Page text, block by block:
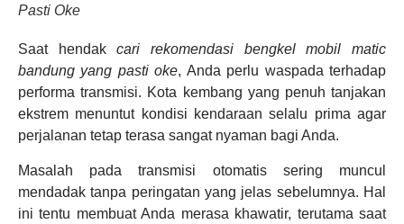
Pasti Oke
Saat hendakcari rekomendasi bengkel mobil matic
bandung yang pasti oke, Anda perlu waspada terhadap
performa transmisi. Kota kembang yang penuh tanjakan
ekstrem menuntut kondisi kendaraan selalu prima agar
perjalanan tetap terasa sangat nyaman bagi Anda.
Masalah pada transmisi otomatis sering muncul
mendadak tanpa peringatan yang jelas sebelumnya. Hal
ini tentu membuat Anda merasa khawatir, terutama saat